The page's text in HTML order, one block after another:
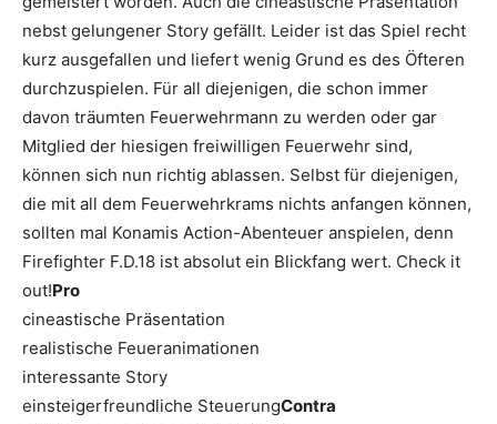
nebst gelungener Story gefällt. Leider ist das Spiel recht
kurz ausgefallen und liefert wenig Grund es des Öfteren
durchzuspielen. Für all diejenigen, die schon immer
davon träumten Feuerwehrmann zu werden oder gar
Mitglied der hiesigen freiwilligen Feuerwehr sind,
können sich nun richtig ablassen. Selbst für diejenigen,
die mit all dem Feuerwehrkrams nichts anfangen können,
sollten mal Konamis Action-Abenteuer anspielen, denn
Firefighter F.D.18 ist absolut ein Blickfang wert. Check it
out!Pro
cineastische Präsentation
realistische Feueranimationen
interessante Story
einsteigerfreundliche SteuerungContra